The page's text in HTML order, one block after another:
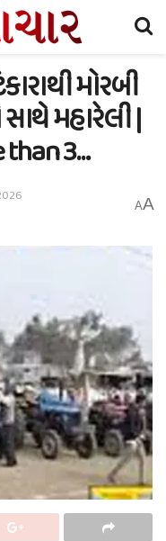
મોરબી
મહારેલી |
3…
AA